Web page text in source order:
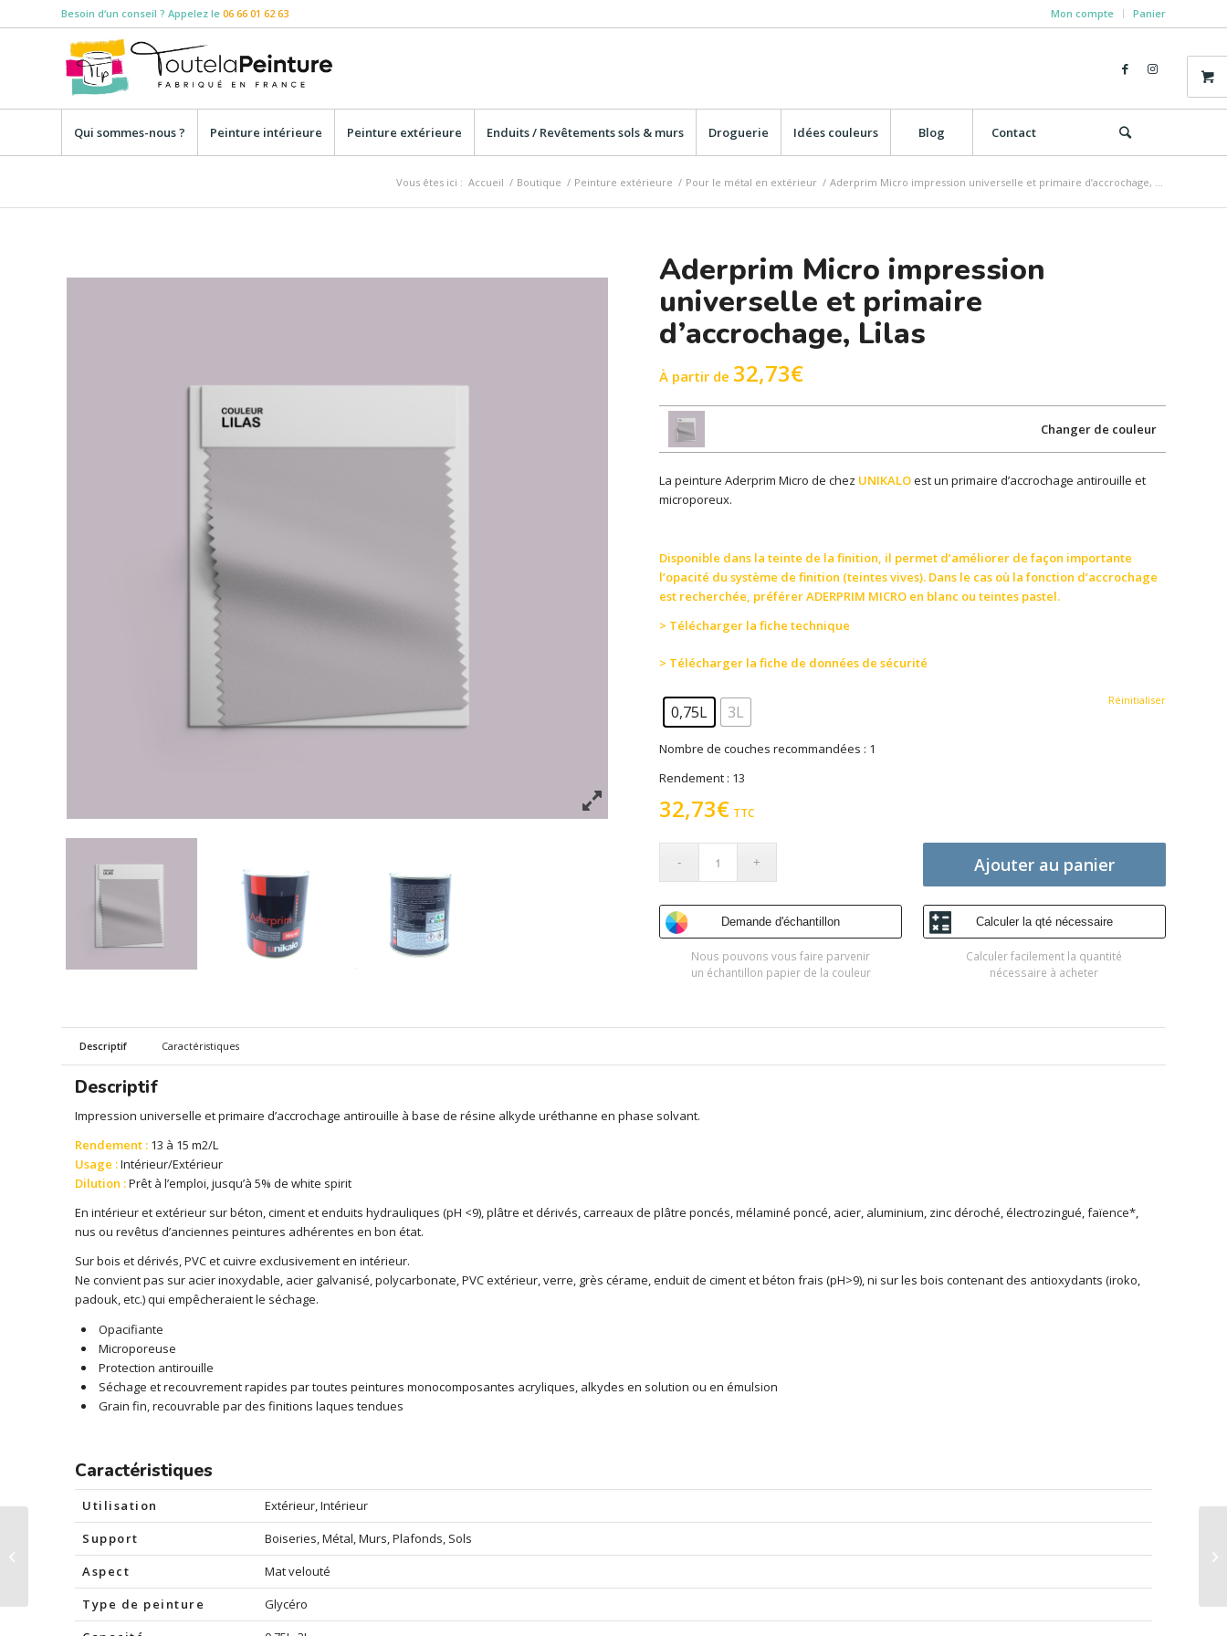
Mon compte Panier
Besoin d‘un conseil ? Appelez le 06 66 01 62 63
Qui sommes-nous ? Peinture intérieure Peinture extérieure Enduits / Revêtements sols & murs Droguerie Idées couleurs Blog Contact
Vous êtes ici : Accueil / Boutique / Peinture extérieure / Pour le métal en extérieur / Aderprim Micro impression universelle et primaire d’accrochage, ...
Aderprim Micro impression
universelle et primaire
d’accrochage, Lilas
À partir de 32,73€
Changer de couleur
La peinture Aderprim Micro de chez UNIKALOest un primaire d’accrochage antirouille et
microporeux.
Disponible dans la teinte de la finition, il permet d’améliorer de façon importante
l’opacité du système de finition (teintes vives). Dans le cas où la fonction d’accrochage
est recherchée, préférer ADERPRIM MICRO en blanc ou teintes pastel.
> Télécharger la fiche technique
> Télécharger la fiche de données de sécurité
0,75L 3L
Réinitialiser
Nombre de couches recommandées : 1
Rendement : 13
32,73€ TTC
Ajouter au panier
Demande d'échantillon
Nous pouvons vous faire parvenir
un échantillon papier de la couleur
Calculer la qté nécessaire
Calculer facilement la quantité
nécessaire à acheter
Descriptif Caractéristiques
Descriptif
Impression universelle et primaire d’accrochage antirouille à base de résine alkyde uréthanne en phase solvant.
Rendement : 13 à 15 m2/L
Usage :Intérieur/Extérieur
Dilution :Prêt à l’emploi, jusqu’à 5% de white spirit
En intérieur et extérieur sur béton, ciment et enduits hydrauliques (pH <9), plâtre et dérivés, carreaux de plâtre poncés, mélaminé poncé, acier, aluminium, zinc déroché, électrozingué, faïence*,
nus ou revêtus d’anciennes peintures adhérentes en bon état.
Sur bois et dérivés, PVC et cuivre exclusivement en intérieur.
Ne convient pas sur acier inoxydable, acier galvanisé, polycarbonate, PVC extérieur, verre, grès cérame, enduit de ciment et béton frais (pH>9), ni sur les bois contenant des antioxydants (iroko,
padouk, etc.) qui empêcheraient le séchage.
Opacifiante
Microporeuse
Protection antirouille
Séchage et recouvrement rapides par toutes peintures monocomposantes acryliques, alkydes en solution ou en émulsion
Grain fin, recouvrable par des finitions laques tendues
Caractéristiques
Utilisation
Extérieur, Intérieur
Support
Boiseries, Métal, Murs, Plafonds, Sols
Aspect
Mat velouté
Type de peinture
Glycéro
impression universelle
et primaire
d’accrochage, Acide